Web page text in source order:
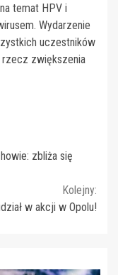
temat HPV i
Wydarzenie
uczestników
rzecz zwiększenia
zbliża się
Kolejny:
w akcji w Opolu!